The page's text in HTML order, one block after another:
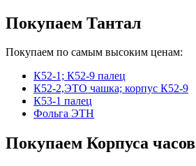
Покупаем Тантал
Покупаем по самым высоким ценам:
К52-1; К52-9 палец
К52-2,ЭТО чашка; корпус К52-9
К53-1 палец
Фольга ЭТН
Покупаем Корпуса часов